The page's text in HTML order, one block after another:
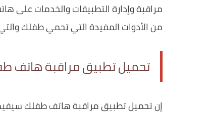
مراقبة وإدارة التطبيقات والخدمات على
من الأدوات المفيدة التي تحمي طفلك
تحميل تطبيق مراقبة هاتف
إن تحميل تطبيق مراقبة هاتف طفلك